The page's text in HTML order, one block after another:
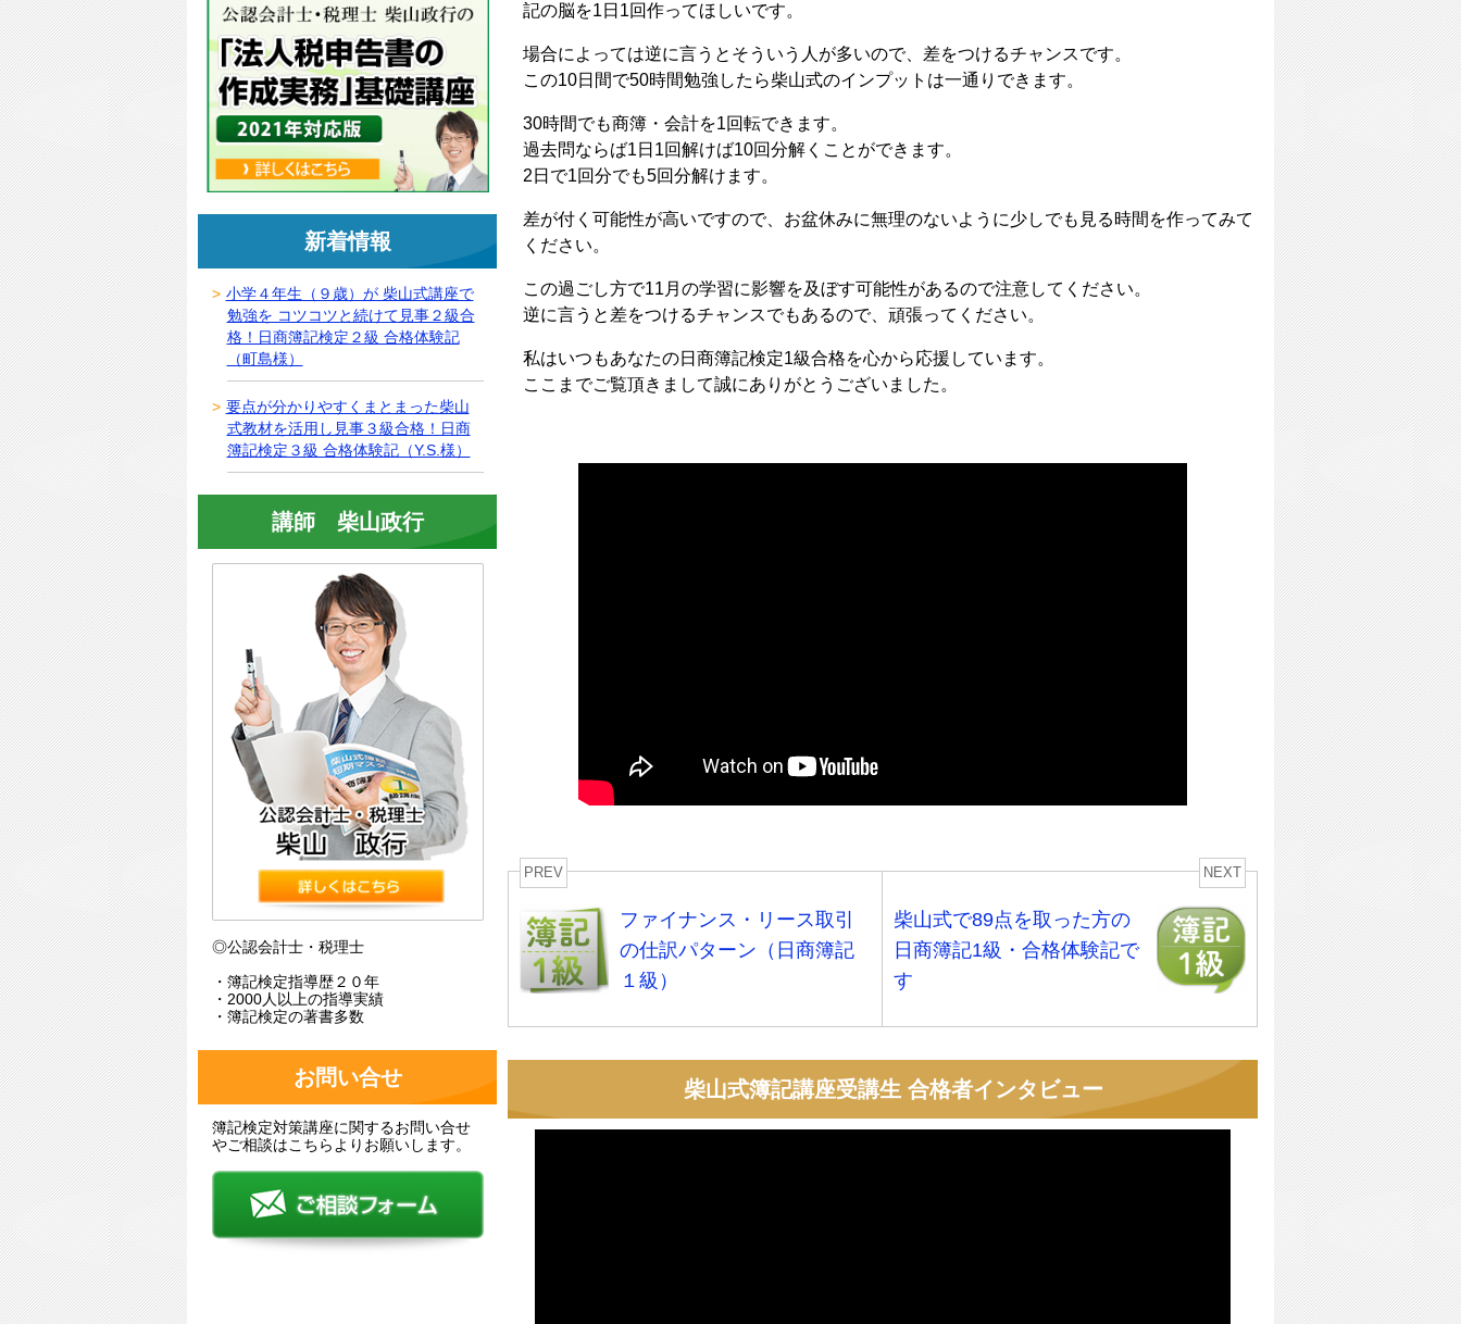
記の脳を1日1回作ってほしいです。
場合によっては逆に言うとそういう人が多いので、差をつけるチャンスです。
この10日間で50時間勉強したら柴山式のインプットは一通りできます。
30時間でも商簿・会計を1回転できます。
過去問ならば1日1回解けば10回分解くことができます。
2日で1回分でも5回分解けます。
差が付く可能性が高いですので、お盆休みに無理のないように少しでも見る時間を作ってみて
ください。
この過ごし方で11月の学習に影響を及ぼす可能性があるので注意してください。
逆に言うと差をつけるチャンスでもあるので、頑張ってください。
私はいつもあなたの日商簿記検定1級合格を心から応援しています。
ここまでご覧頂きまして誠にありがとうございました。
PREV
ファイナンス・リース取引
の仕訳パターン（日商簿記
１級）
NEXT
柴山式で89点を取った方の
日商簿記1級・合格体験記で
す
柴山式簿記講座受講生 合格者インタビュー
新着情報
小学４年生（９歳）が 柴山式講座で
勉強を コツコツと続けて見事２級合
格！日商簿記検定２級 合格体験記
（町島様）
要点が分かりやすくまとまった柴山
式教材を活用し見事３級合格！日商
簿記検定３級 合格体験記（Y.S.様）
講師 柴山政行
◎公認会計士・税理士
・簿記検定指導歴２０年
・2000人以上の指導実績
・簿記検定の著書多数
お問い合せ
簿記検定対策講座に関するお問い合せ
やご相談はこちらよりお願いします。